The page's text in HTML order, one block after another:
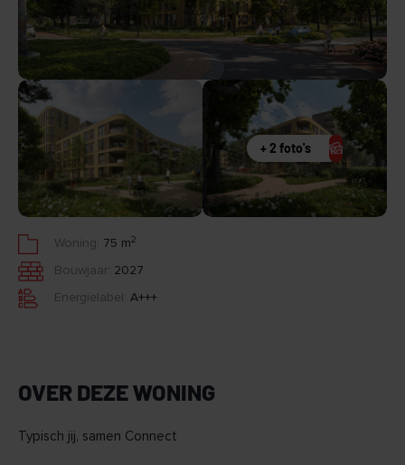
+ 2 foto's
Woning: 75 m 2
Bouwjaar: 2027
Energielabel: A+++
OVER DEZE WONING
Typisch jij, samen Connect